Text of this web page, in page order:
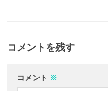
コメントを残す
コメント ※